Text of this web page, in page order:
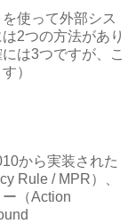
使って外部シス
2つの方法があり
は3つですが、こ
）
から実装された
Rule / MPR）、
（Action